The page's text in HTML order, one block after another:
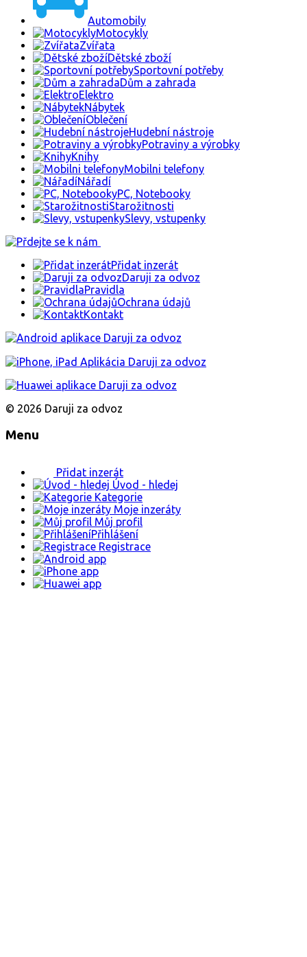
Automobily
Motocykly
Zvířata
Dětské zboží
Sportovní potřeby
Dům a zahrada
Elektro
Nábytek
Oblečení
Hudební nástroje
Potraviny a výrobky
Knihy
Mobilni telefony
Nářadí
PC, Notebooky
Starožitnosti
Slevy, vstupenky
Přidat inzerát
Daruji za odvoz
Pravidla
Ochrana údajů
Kontakt
© 2026 Daruji za odvoz
Menu
Přidat inzerát
Úvod - hledej
Kategorie
Moje inzeráty
Můj profil
Přihlášení
Registrace